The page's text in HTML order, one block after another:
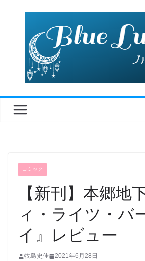
コミック
【新刊】本郷地
ィ・ライツ・バ
イ』レビュー
牧島史佳
2021年6月28日